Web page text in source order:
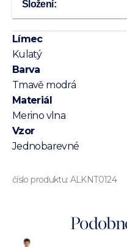
Složení:
Límec
Kulatý
Barva
Tmavě modrá
Materiál
Merino vlna
Vzor
Jednobarevné
číslo produktu: ALKNT0124